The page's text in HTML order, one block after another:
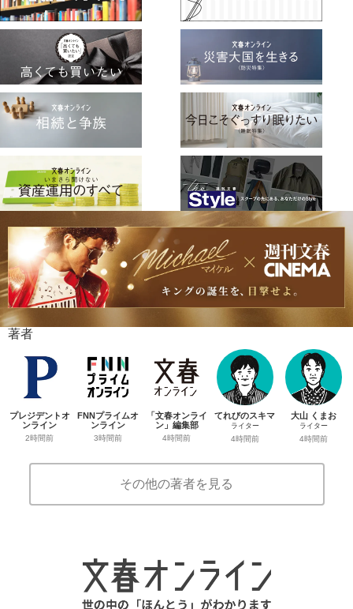
著者
プレジデントオ
ンライン
2時間前
FNNプライムオ
ンライン
3時間前
「文春オンライ
ン」編集部
4時間前
てれびのスキマ
ライター
4時間前
大山 くまお
ライター
4時間前
その他の著者を見る